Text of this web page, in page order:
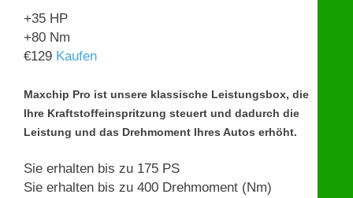
+35 HP
+80 Nm
€129 Kaufen
Maxchip Pro ist unsere klassische Leistungsbox, die
Ihre Kraftstoffeinspritzung steuert und dadurch die
Leistung und das Drehmoment Ihres Autos erhöht.
Sie erhalten bis zu 175 PS
Sie erhalten bis zu 400 Drehmoment (Nm)